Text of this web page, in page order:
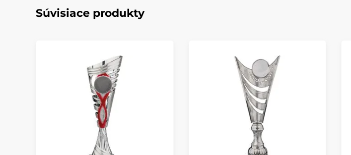
Súvisiace produkty